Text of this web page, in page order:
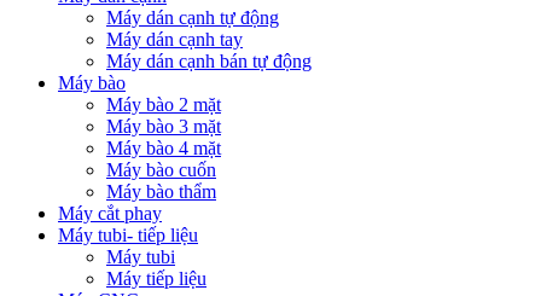
Máy dán cạnh tự động
Máy dán cạnh tay
Máy dán cạnh bán tự động
Máy bào
Máy bào 2 mặt
Máy bào 3 mặt
Máy bào 4 mặt
Máy bào cuốn
Máy bào thẩm
Máy cắt phay
Máy tubi- tiếp liệu
Máy tubi
Máy tiếp liệu